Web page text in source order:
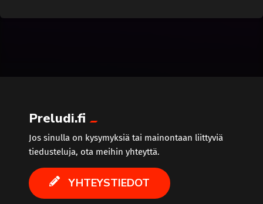
Preludi.fi
Jos sinulla on kysymyksiä tai mainontaan liittyviä
tiedusteluja, ota meihin yhteyttä.
YHTEYSTIEDOT